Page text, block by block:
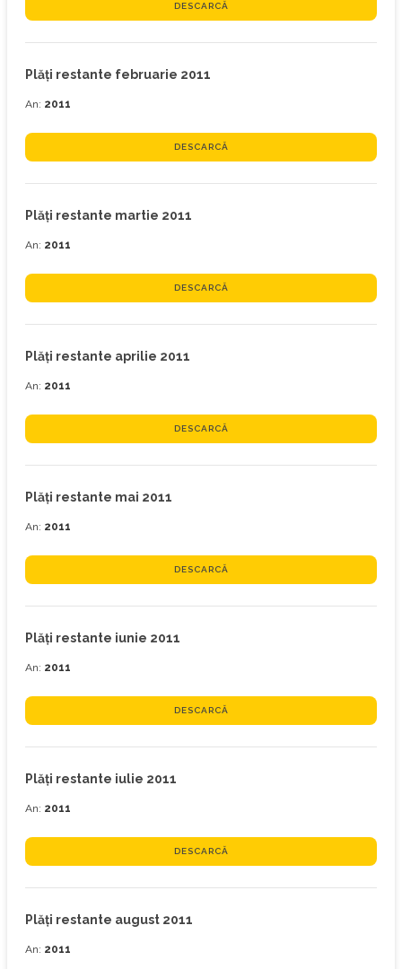
DESCARCĂ
Plăţi restante februarie 2011
An: 2011
DESCARCĂ
Plăţi restante martie 2011
An: 2011
DESCARCĂ
Plăţi restante aprilie 2011
An: 2011
DESCARCĂ
Plăţi restante mai 2011
An: 2011
DESCARCĂ
Plăţi restante iunie 2011
An: 2011
DESCARCĂ
Plăţi restante iulie 2011
An: 2011
DESCARCĂ
Plăţi restante august 2011
An: 2011